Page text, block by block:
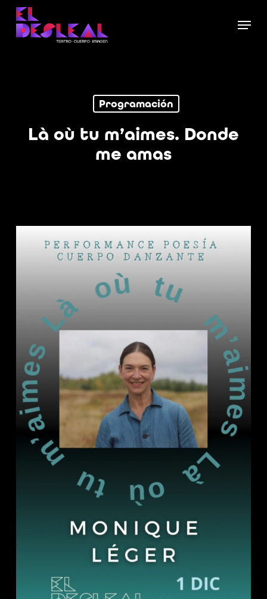
Skip
main
Menu
Programación
Là où tu m’aimes. Donde
me amas